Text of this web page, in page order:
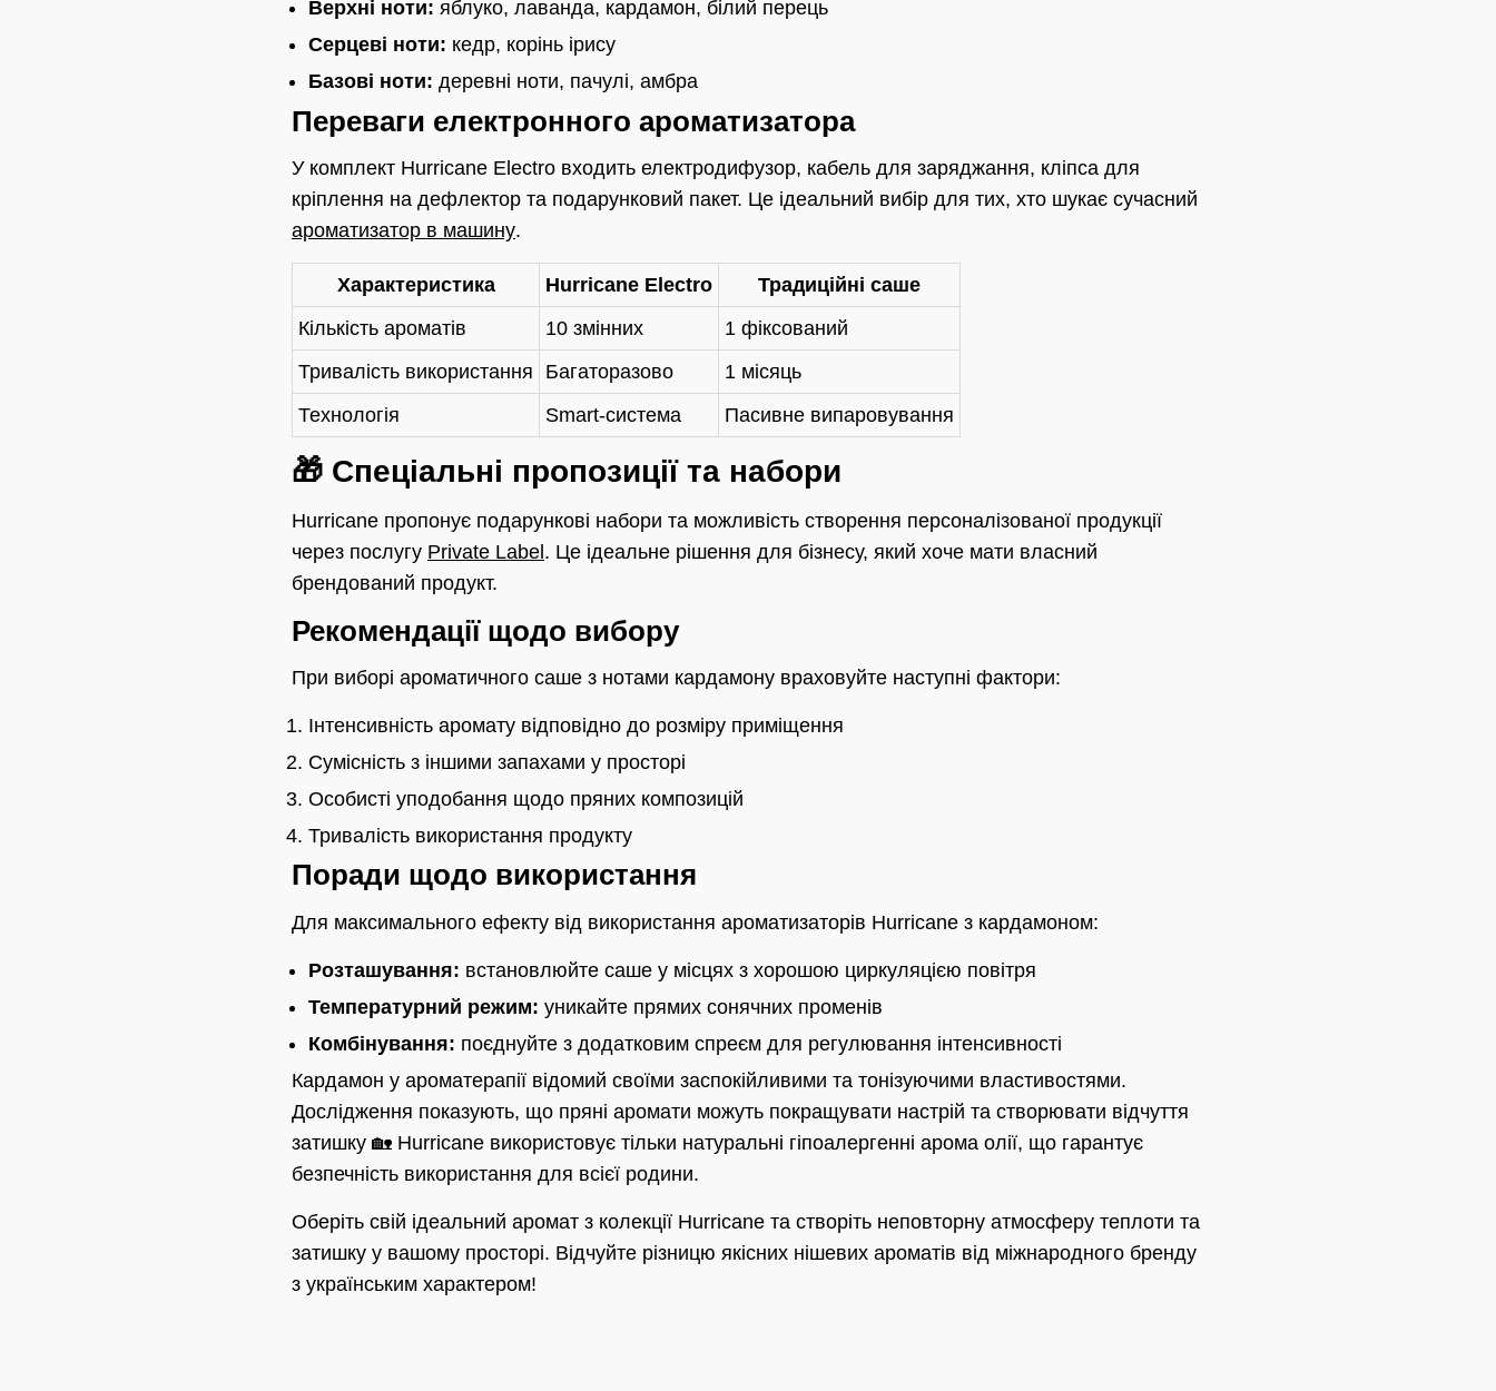
Верхні ноти: яблуко, лаванда, кардамон, білий перець
Серцеві ноти: кедр, корінь ірису
Базові ноти: деревні ноти, пачулі, амбра
Переваги електронного ароматизатора
У комплект Hurricane Electro входить електродифузор, кабель для заряджання, кліпса для
кріплення на дефлектор та подарунковий пакет. Це ідеальний вибір для тих, хто шукає сучасний
ароматизатор в машину.
Характеристика Hurricane Electro
Традиційні саше
Кількість ароматів
10 змінних
1 фіксований
Тривалість використання
Багаторазово
1 місяць
Технологія
Smart-система Пасивне випаровування
🎁 Спеціальні пропозиції та набори
Hurricane пропонує подарункові набори та можливість створення персоналізованої продукції
через послугу Private Label. Це ідеальне рішення для бізнесу, який хоче мати власний
брендований продукт.
Рекомендації щодо вибору
При виборі ароматичного саше з нотами кардамону враховуйте наступні фактори:
Інтенсивність аромату відповідно до розміру приміщення
Сумісність з іншими запахами у просторі
Особисті уподобання щодо пряних композицій
Тривалість використання продукту
Поради щодо використання
Для максимального ефекту від використання ароматизаторів Hurricane з кардамоном:
Розташування: встановлюйте саше у місцях з хорошою циркуляцією повітря
Температурний режим: уникайте прямих сонячних променів
Комбінування: поєднуйте з додатковим спреєм для регулювання інтенсивності
Кардамон у ароматерапії відомий своїми заспокійливими та тонізуючими властивостями.
Дослідження показують, що пряні аромати можуть покращувати настрій та створювати відчуття
затишку 🏡 Hurricane використовує тільки натуральні гіпоалергенні арома олії, що гарантує
безпечність використання для всієї родини.
Оберіть свій ідеальний аромат з колекції Hurricane та створіть неповторну атмосферу теплоти та
затишку у вашому просторі. Відчуйте різницю якісних нішевих ароматів від міжнародного бренду
з українським характером!